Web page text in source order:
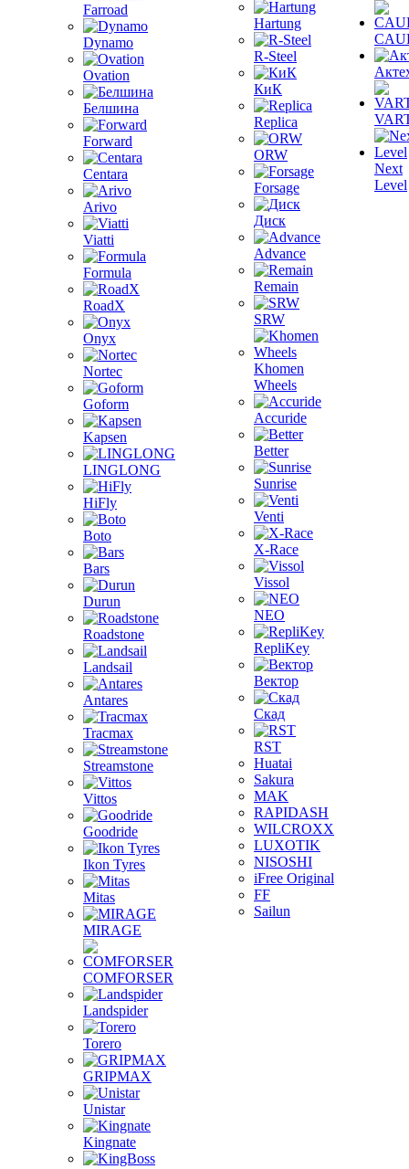
Farroad
Dynamo
Ovation
Белшина
Forward
Centara
Arivo
Viatti
Formula
RoadX
Onyx
Nortec
Goform
Kapsen
LINGLONG
HiFly
Boto
Bars
Durun
Roadstone
Landsail
Antares
Tracmax
Streamstone
Vittos
Goodride
Ikon Tyres
Mitas
MIRAGE
COMFORSER
Landspider
Torero
GRIPMAX
Unistar
Kingnate
Hartung
R-Steel
КиК
Replica
ORW
Forsage
Диск
Advance
Remain
SRW
Khomen
Wheels
Accuride
Better
Sunrise
Venti
X-Race
Vissol
NEO
RepliKey
Вектор
Скад
RST
Huatai
Sakura
MAK
RAPIDASH
WILCROXX
LUXOTIK
NISOSHI
iFree Original
FF
Sailun
Next
Level